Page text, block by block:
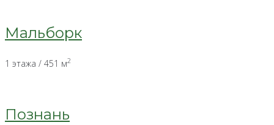
Мальборк
1 этажа / 451 м2
Познань